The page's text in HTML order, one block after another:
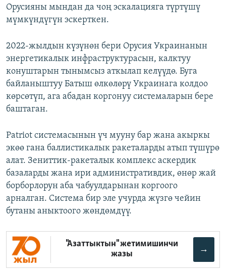
Орусияны мындан да чоң эскалацияга түртүшү
мүмкүндүгүн эскерткен.
2022-жылдын күзүнөн бери Орусия Украинанын
энергетикалык инфраструктурасын, калктуу
конуштарын тынымсыз аткылап келүүдө. Буга
байланыштуу Батыш өлкөлөрү Украинага колдоо
көрсөтүп, ага абадан коргонуу системаларын бере
баштаган.
Patriot системасынын үч мууну бар жана акыркы
экөө гана баллистикалык ракеталарды атып түшүрө
алат. Зениттик-ракеталык комплекс аскердик
базаларды жана ири административдик, өнөр жай
борборлорун аба чабуулдарынан коргоого
арналган. Система бир эле учурда жүзгө чейин
бутаны аныктоого жөндөмдүү.
"Азаттыктын" жетимишинчи
жазы
→